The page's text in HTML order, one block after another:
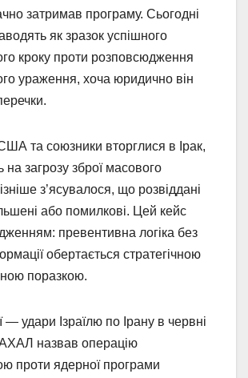
затримав програму. Сьогодні
як зразок успішного
кроку проти розповсюдження
ураження, хоча юридично він
та союзники вторглися в Ірак,
загрозу зброї масового
з’ясувалося, що розвіддані
або помилкові. Цей кейс
превентивна логіка без
обертається стратегічною
поразкою.
— удари Ізраїлю по Ірану в червні
назвав операцію
проти ядерної програми